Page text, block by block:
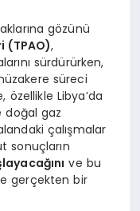
gözünü
(TPAO),
sürdürürken,
süreci
özellikle Libya’da
doğal gaz
çalışmalar
sonuçların
ve bu
gerçekten bir